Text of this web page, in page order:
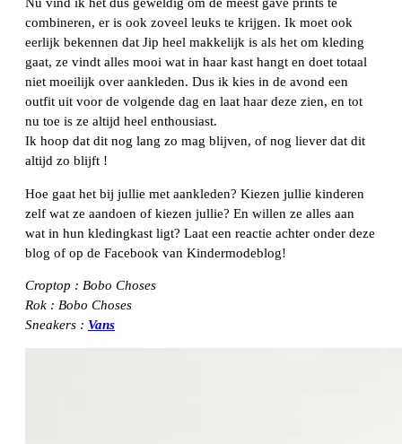
Nu vind ik het dus geweldig om de meest gave prints te
combineren, er is ook zoveel leuks te krijgen. Ik moet ook
eerlijk bekennen dat Jip heel makkelijk is als het om kleding
gaat, ze vindt alles mooi wat in haar kast hangt en doet totaal
niet moeilijk over aankleden. Dus ik kies in de avond een
outfit uit voor de volgende dag en laat haar deze zien, en tot
nu toe is ze altijd heel enthousiast.
Ik hoop dat dit nog lang zo mag blijven, of nog liever dat dit
altijd zo blijft !
Hoe gaat het bij jullie met aankleden? Kiezen jullie kinderen
zelf wat ze aandoen of kiezen jullie? En willen ze alles aan
wat in hun kledingkast ligt? Laat een reactie achter onder deze
blog of op de Facebook van Kindermodeblog!
Croptop : Bobo Choses
Rok : Bobo Choses
Sneakers : Vans